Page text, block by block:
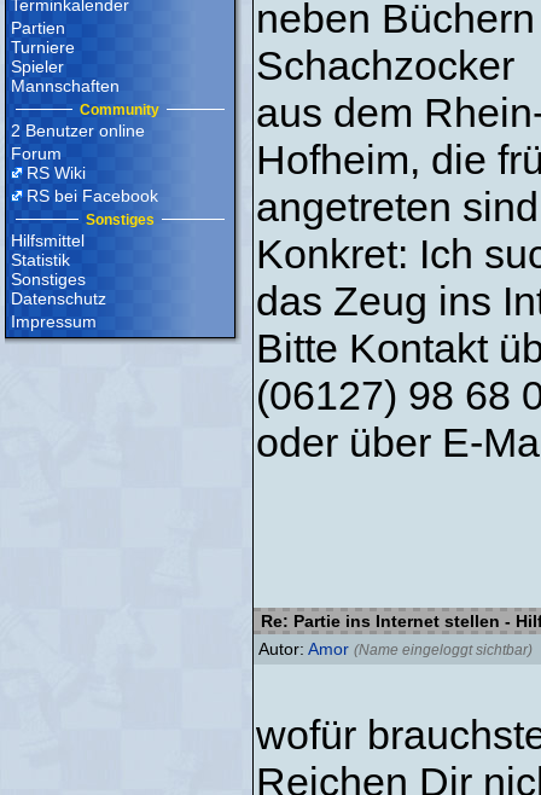
Terminkalender
Partien
Turniere
Spieler
Mannschaften
Community
2 Benutzer online
Forum
RS Wiki
RS bei Facebook
Sonstiges
Hilfsmittel
Statistik
Sonstiges
Datenschutz
Impressum
neben
Schachzocker
aus dem
Hofheim, die
angetreten
Konkret: Ich
das Zeug ins
Bitte Kontakt
(06127) 98 68
oder über E-
Re: Partie ins Internet stellen -
Autor: Amor (Name eingeloggt sichtbar)
wofür
Reichen Dir